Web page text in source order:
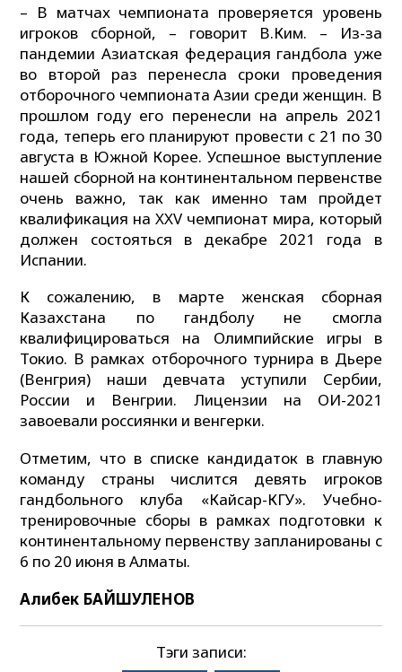
– В матчах чемпионата проверяется уровень
игроков сборной, – говорит В.Ким. – Из-за
пандемии Азиатская федерация гандбола уже
во второй раз перенесла сроки проведения
отборочного чемпионата Азии среди женщин. В
прошлом году его перенесли на апрель 2021
года, теперь его планируют провести с 21 по 30
августа в Южной Корее. Успешное выступление
нашей сборной на континентальном первенстве
очень важно, так как именно там пройдет
квалификация на XXV чемпионат мира, который
должен состояться в декабре 2021 года в
Испании.
К сожалению, в марте женская сборная
Казахстана по гандболу не смогла
квалифицироваться на Олимпийские игры в
Токио. В рамках отборочного турнира в Дьере
(Венгрия) наши девчата уступили Сербии,
России и Венгрии. Лицензии на ОИ-2021
завоевали россиянки и венгерки.
Отметим, что в списке кандидаток в главную
команду страны числится девять игроков
гандбольного клуба «Кайсар-КГУ». Учебно-
тренировочные сборы в рамках подготовки к
континентальному первенству запланированы с
6 по 20 июня в Алматы.
Алибек БАЙШУЛЕНОВ
Тэги записи: